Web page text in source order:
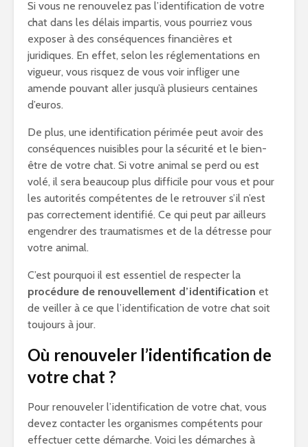
Si vous ne renouvelez pas l’identification de votre
chat dans les délais impartis, vous pourriez vous
exposer à des conséquences financières et
juridiques. En effet, selon les réglementations en
vigueur, vous risquez de vous voir infliger une
amende pouvant aller jusqu’à plusieurs centaines
d’euros.
De plus, une identification périmée peut avoir des
conséquences nuisibles pour la sécurité et le bien-
être de votre chat. Si votre animal se perd ou est
volé, il sera beaucoup plus difficile pour vous et pour
les autorités compétentes de le retrouver s’il n’est
pas correctement identifié. Ce qui peut par ailleurs
engendrer des traumatismes et de la détresse pour
votre animal.
C’est pourquoi il est essentiel de respecter la
procédure de renouvellement d’identification et
de veiller à ce que l’identification de votre chat soit
toujours à jour.
Où renouveler l’identification de
votre chat ?
Pour renouveler l’identification de votre chat, vous
devez contacter les organismes compétents pour
effectuer cette démarche. Voici les démarches à